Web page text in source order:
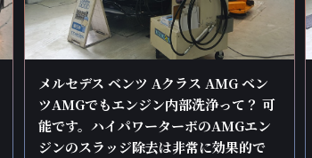
メルセデス ベンツ Aクラス AMG ベン
ツAMGでもエンジン内部洗浄って？ 可
能です。ハイパワーターボのAMGエン
ジンのスラッジ除去は非常に効果的で